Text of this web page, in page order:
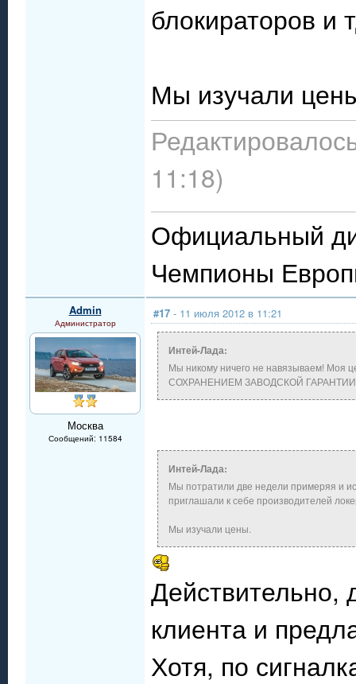
блокираторов и
Мы изучали
11:18)
Официальный
Чемпионы
Admin
Администратор
Москва
Сообщений: 11584
#17 - 11 июля 2012 в 11:21
Интей-Лада:
Мы никому ничего не навязываем! Моя
СОХРАНЕНИЕМ ЗАВОДСКОЙ
Интей-Лада:
Мы потратили две недели примеряя и
приглашали к себе производителей
Мы изучали цены.
Действительно,
клиента и
Хотя, по